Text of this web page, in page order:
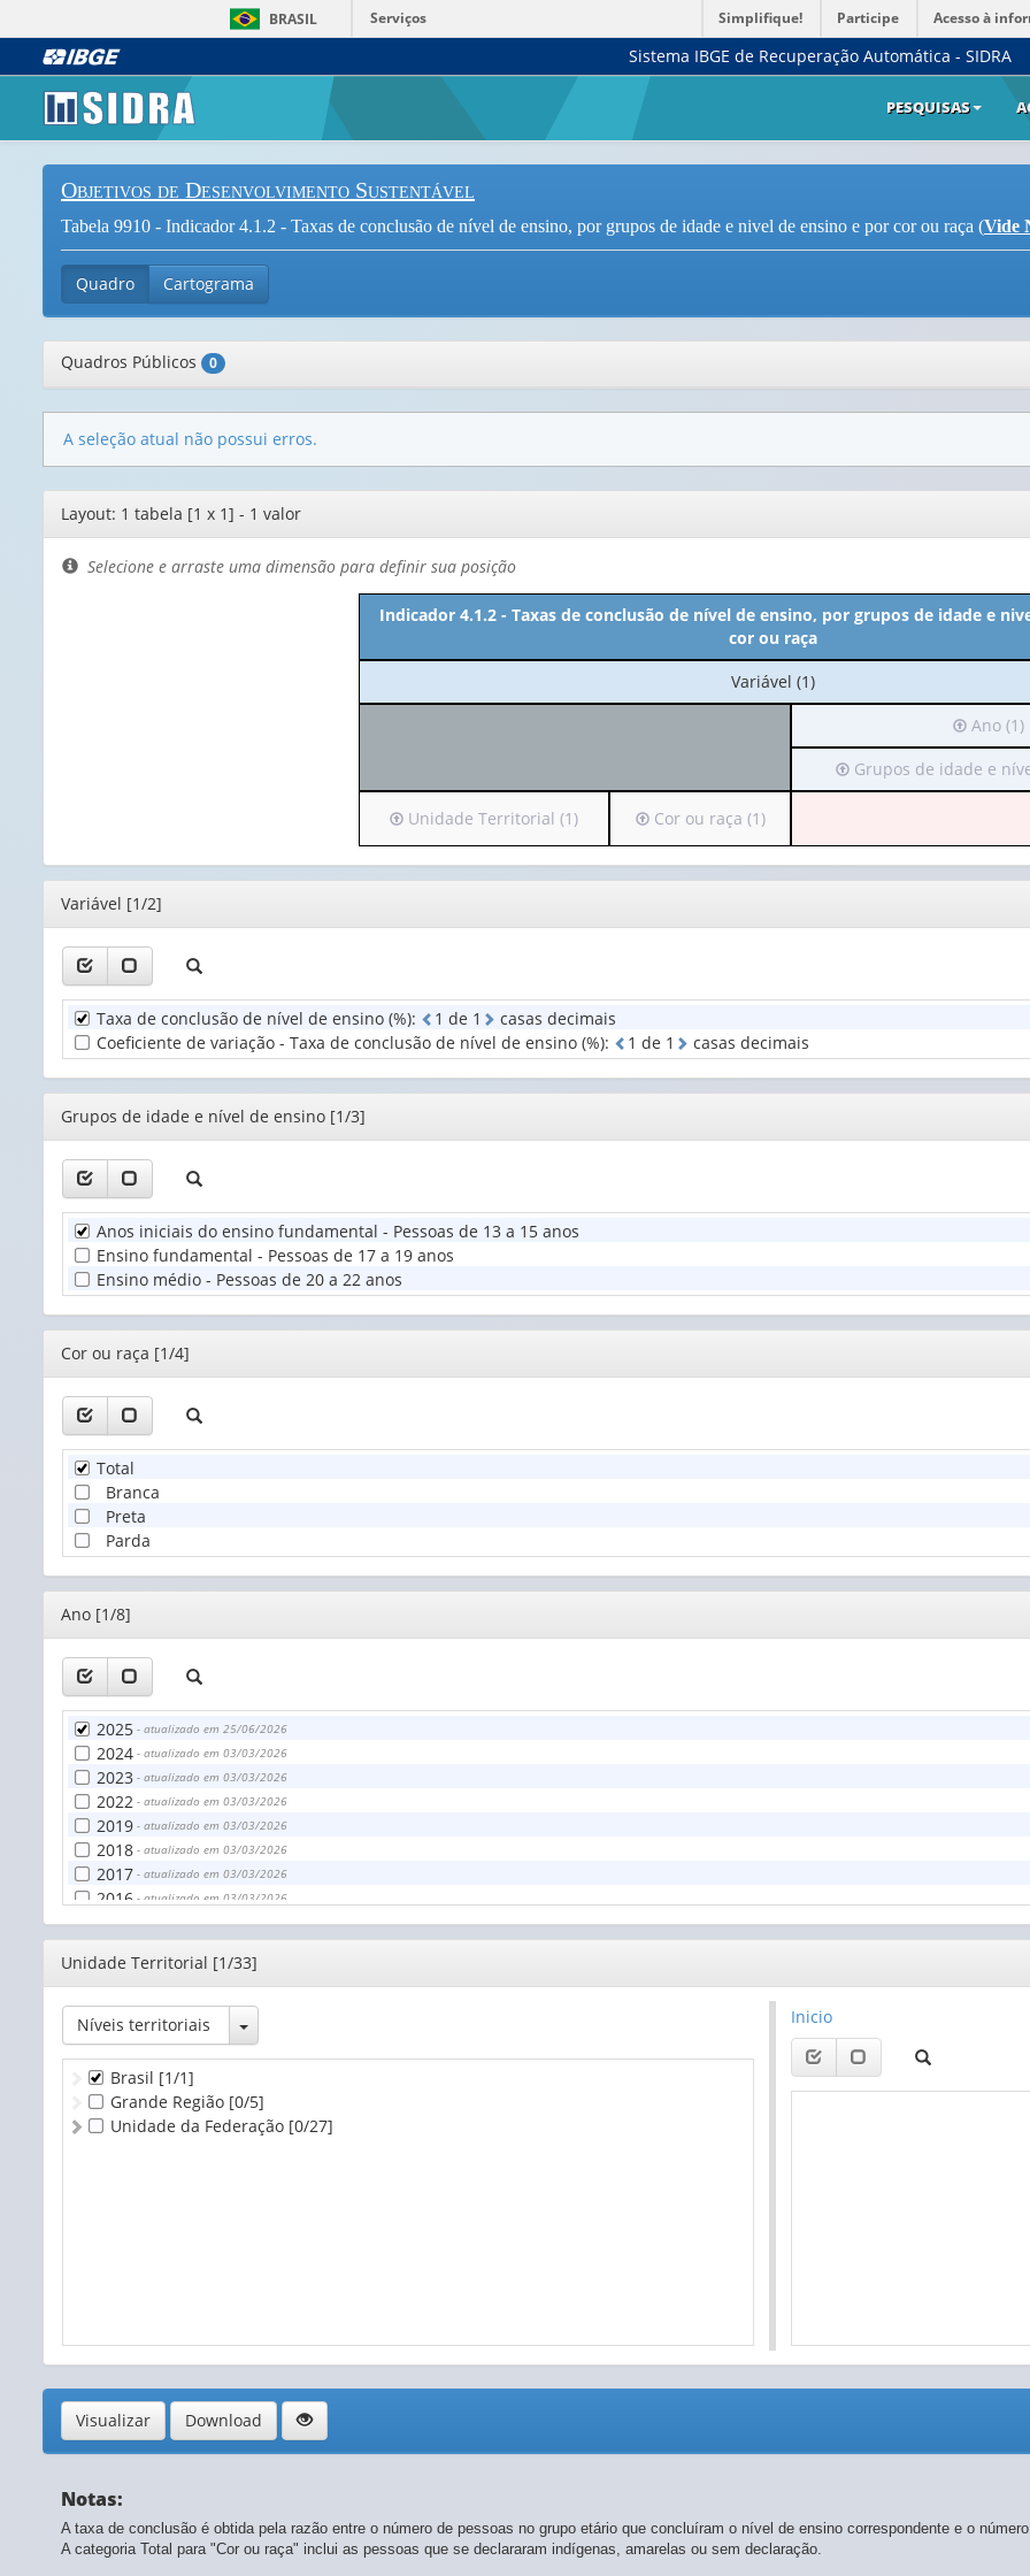
BRASIL Serviços Simplifique! Participe Acesso à
Sistema IBGE de Recuperação Automática - SIDRA
PESQUISAS
Objetivos de Desenvolvimento Sustentável
Tabela 9910 - Indicador 4.1.2 - Taxas de conclusão de nível de ensino, por grupos de idade e nivel de ensino e por cor ou raça (Vide
Quadro Cartograma
Quadros Públicos 0
A seleção atual não possui erros.
Editor
de
layout
Layout: 1 tabela [1 x 1] - 1 valor
Selecione e arraste uma dimensão para definir sua posição
Indicador 4.1.2 - Taxas de conclusão de nível de ensino, por grupos de idade e
cor ou raça
No
cabeçalho:
Variável (1)
Irá
para
o
cabeçalho
1
valor):
Ano
Ano (1)
Irá
para
(possui
apenas
valor):
de
de
(1)
Grupos de idade e
Irá
para
o
cabeçalho
apenas
Unidade
Territorial
Unidade Territorial (1)
Irá
para
o
cabeçalho
apenas
ou
(1)
Cor ou raça (1)
Editor
Variável [1/2]
Taxa de conclusão de nível de ensino (%): 1 de 1
casas decimais
Coeficiente de variação - Taxa de conclusão de nível de ensino (%): 1 de 1 casas decimais
Editor
Grupos de idade e nível de ensino [1/3]
Anos iniciais do ensino fundamental - Pessoas de 13 a 15 anos
Ensino fundamental - Pessoas de 17 a 19 anos
Ensino médio - Pessoas de 20 a 22 anos
Editor
Cor ou raça [1/4]
Total
Branca
Preta
Parda
Editor
Ano [1/8]
2025 - atualizado em 25/06/2026
2024 - atualizado em 03/03/2026
2023 - atualizado em 03/03/2026
2022 - atualizado em 03/03/2026
2019 - atualizado em 03/03/2026
2018 - atualizado em 03/03/2026
2017 - atualizado em 03/03/2026
2016 - atualizado em 03/03/2026
Editor
Unidade Territorial [1/33]
Níveis territoriais Toggle Dropdown
Brasil [1/1]
Grande Região [0/5]
Unidade da Federação [0/27]
Inicio
Visualizar Download
Notas:
A taxa de conclusão é obtida pela razão entre o número de pessoas no grupo etário que concluíram o nível de ensino correspondente e o
A categoria Total para "Cor ou raça" inclui as pessoas que se declararam indígenas, amarelas ou sem declaração.